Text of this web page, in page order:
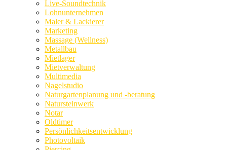
Live-Soundtechnik
Lohnunternehmen
Maler & Lackierer
Marketing
Massage (Wellness)
Metallbau
Mietlager
Mietverwaltung
Multimedia
Nagelstudio
Naturgartenplanung und -beratung
Natursteinwerk
Notar
Oldtimer
Persönlichkeitsentwicklung
Photovoltaik